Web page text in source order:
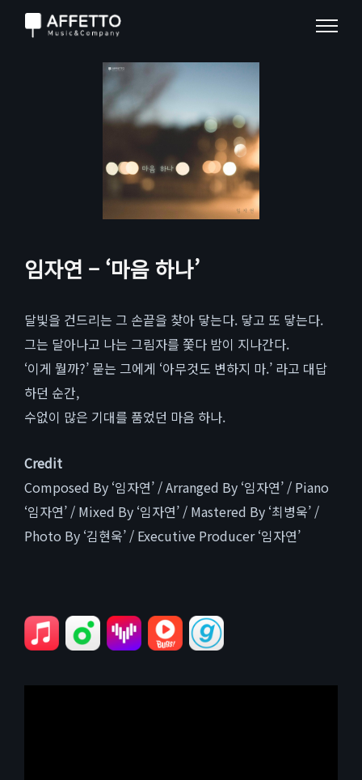
임자연 – ‘마음 하나’
달빛을 건드리는 그 손끝을 찾아 닿는다. 닿고 또 닿는다.
그는 달아나고 나는 그림자를 쫓다 밤이 지나간다.
‘이게 뭘까?’ 묻는 그에게 ‘아무것도 변하지 마.’ 라고 대답
하던 순간,
수없이 많은 기대를 품었던 마음 하나.
Credit
Composed By ‘임자연’ / Arranged By ‘임자연’ / Piano
‘임자연’ / Mixed By ‘임자연’ / Mastered By ‘최병욱’ /
Photo By ‘김현욱’ / Executive Producer ‘임자연’